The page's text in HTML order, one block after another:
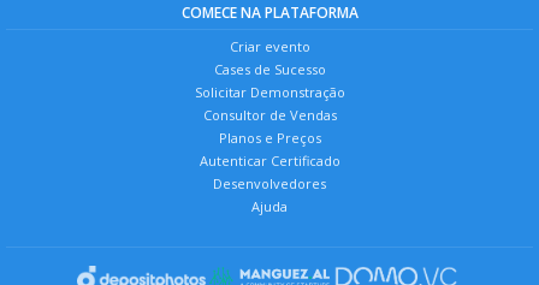
COMECE NA PLATAFORMA
Criar evento
Cases de Sucesso
Solicitar Demonstração
Consultor de Vendas
Planos e Preços
Autenticar Certificado
Desenvolvedores
Ajuda